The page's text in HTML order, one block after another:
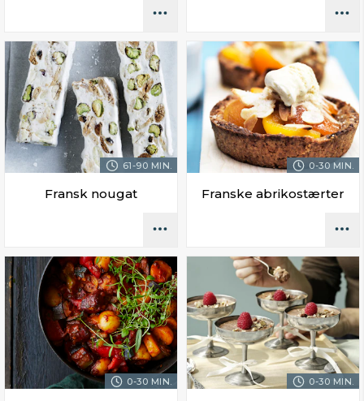
61-90 MIN.
Fransk nougat
0-30 MIN.
Franske abrikostærter
0-30 MIN. 0-30 MIN.